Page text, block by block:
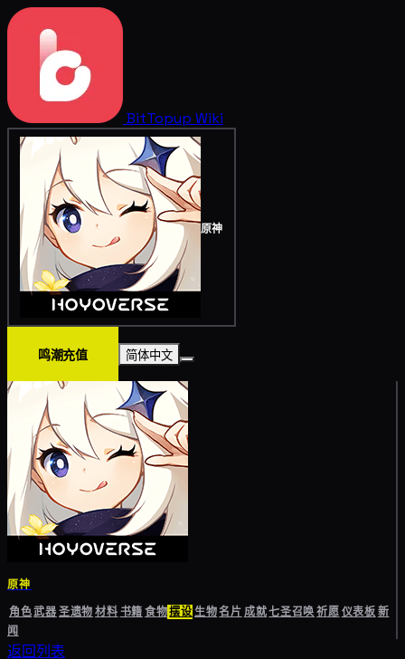
BitTopup Wiki
原神
鸣潮充值 简体中文
原神
角色武器圣遗物材料书籍食物摆设生物名片成就七圣召唤祈愿仪表板新
闻
返回列表